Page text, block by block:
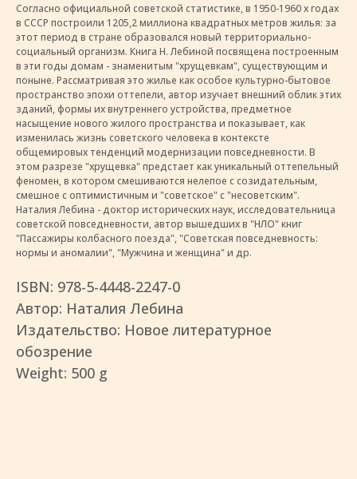
Согласно официальной советской статистике, в 1950-1960 х годах
в СССР построили 1205,2 миллиона квадратных метров жилья: за
этот период в стране образовался новый территориально-
социальный организм. Книга Н. Лебиной посвящена построенным
в эти годы домам - знаменитым "хрущевкам", существующим и
поныне. Рассматривая это жилье как особое культурно-бытовое
пространство эпохи оттепели, автор изучает внешний облик этих
зданий, формы их внутреннего устройства, предметное
насыщение нового жилого пространства и показывает, как
изменилась жизнь советского человека в контексте
общемировых тенденций модернизации повседневности. В
этом разрезе "хрущевка" предстает как уникальный оттепельный
феномен, в котором смешиваются нелепое с созидательным,
смешное с оптимистичным и "советское" с "несоветским".
Наталия Лебина - доктор исторических наук, исследовательница
советской повседневности, автор вышедших в "НЛО" книг
"Пассажиры колбасного поезда", "Советская повседневность:
нормы и аномалии", "Мужчина и женщина" и др.
ISBN: 978-5-4448-2247-0
Автор: Наталия Лебина
Издательство: Новое литературное
обозрение
Weight: 500 g